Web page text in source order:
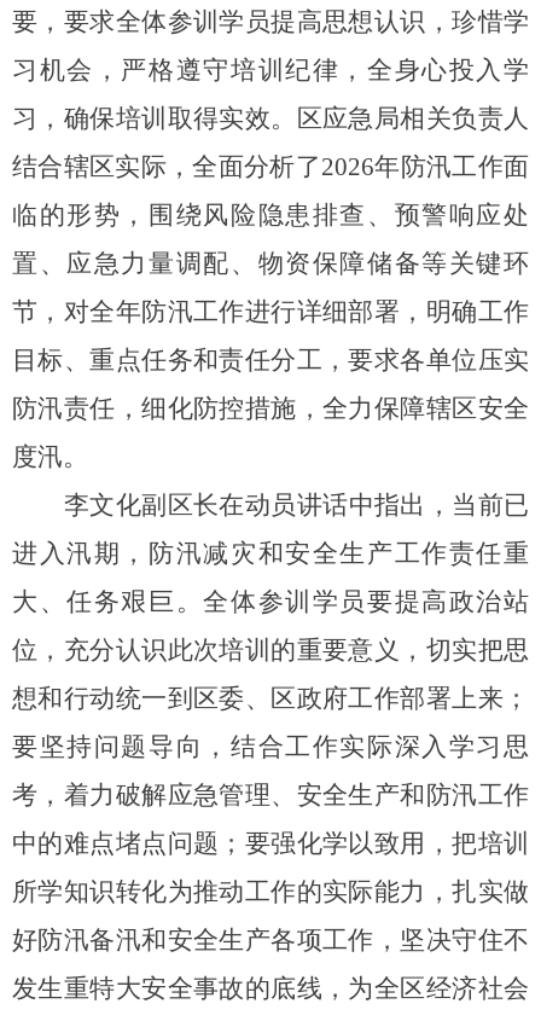
要，要求全体参训学员提高思想认识，珍惜学
习机会，严格遵守培训纪律，全身心投入学
习，确保培训取得实效。区应急局相关负责人
结合辖区实际，全面分析了2026年防汛工作面
临的形势，围绕风险隐患排查、预警响应处
置、应急力量调配、物资保障储备等关键环
节，对全年防汛工作进行详细部署，明确工作
目标、重点任务和责任分工，要求各单位压实
防汛责任，细化防控措施，全力保障辖区安全
度汛。
李文化副区长在动员讲话中指出，当前已
进入汛期，防汛减灾和安全生产工作责任重
大、任务艰巨。全体参训学员要提高政治站
位，充分认识此次培训的重要意义，切实把思
想和行动统一到区委、区政府工作部署上来；
要坚持问题导向，结合工作实际深入学习思
考，着力破解应急管理、安全生产和防汛工作
中的难点堵点问题；要强化学以致用，把培训
所学知识转化为推动工作的实际能力，扎实做
好防汛备汛和安全生产各项工作，坚决守住不
发生重特大安全事故的底线，为全区经济社会